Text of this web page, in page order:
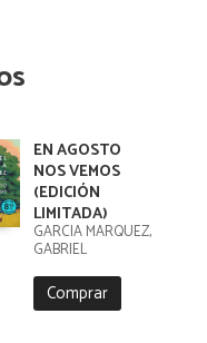
EN AGOSTO
NOS VEMOS
(EDICIÓN
LIMITADA)
GARCIA MARQUEZ,
GABRIEL
Comprar